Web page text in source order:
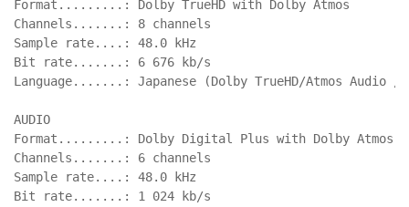
Format.........: Dolby TrueHD with Dolby Atmos
Channels.......: 8 channels
Sample rate....: 48.0 kHz
Bit rate.......: 6 676 kb/s
Language.......: Japanese (Dolby TrueHD/Atmos
AUDIO
Format.........: Dolby Digital Plus with Dolby Atmos
Channels.......: 6 channels
Sample rate....: 48.0 kHz
Bit rate.......: 1 024 kb/s